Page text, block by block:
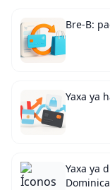
Bre-B:
Yaxa ya
Yaxa ya